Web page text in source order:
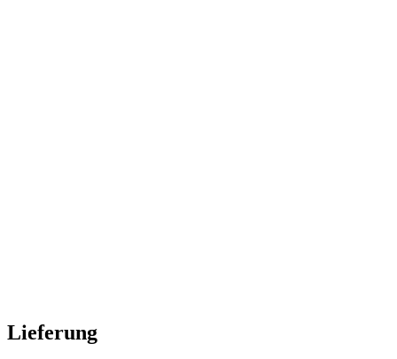
Lieferung